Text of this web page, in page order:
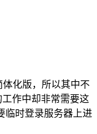
化版，所以其中不
工作中却非常需要这
临时登录服务器上进